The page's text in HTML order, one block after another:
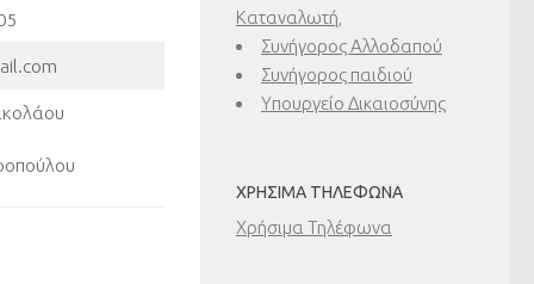
Καταναλωτή,
Συνήγορος Αλλοδαπού
Συνήγορος παιδιού
Υπουργείο Δικαιοσύνης
ΧΡΉΣΙΜΑ ΤΗΛΈΦΩΝΑ
Χρήσιμα Τηλέφωνα